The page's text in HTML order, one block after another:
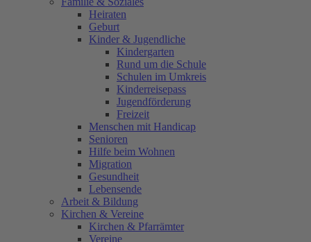
Heiraten
Geburt
Kinder & Jugendliche
Kindergarten
Rund um die Schule
Schulen im Umkreis
Kinderreisepass
Jugendförderung
Freizeit
Menschen mit Handicap
Senioren
Hilfe beim Wohnen
Migration
Gesundheit
Lebensende
Arbeit & Bildung
Kirchen & Vereine
Kirchen & Pfarrämter
Vereine